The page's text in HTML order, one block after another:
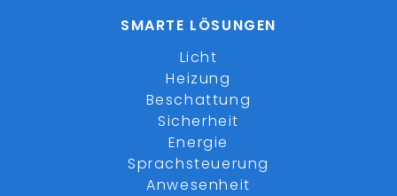
SMARTE LÖSUNGEN
Licht
Heizung
Beschattung
Sicherheit
Energie
Sprachsteuerung
Anwesenheit